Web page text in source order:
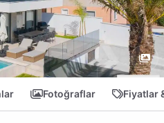
Fotoğraflar Fiyatlar